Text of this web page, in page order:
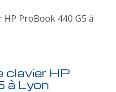
ProBook 440 G5 à
clavier HP
à Lyon